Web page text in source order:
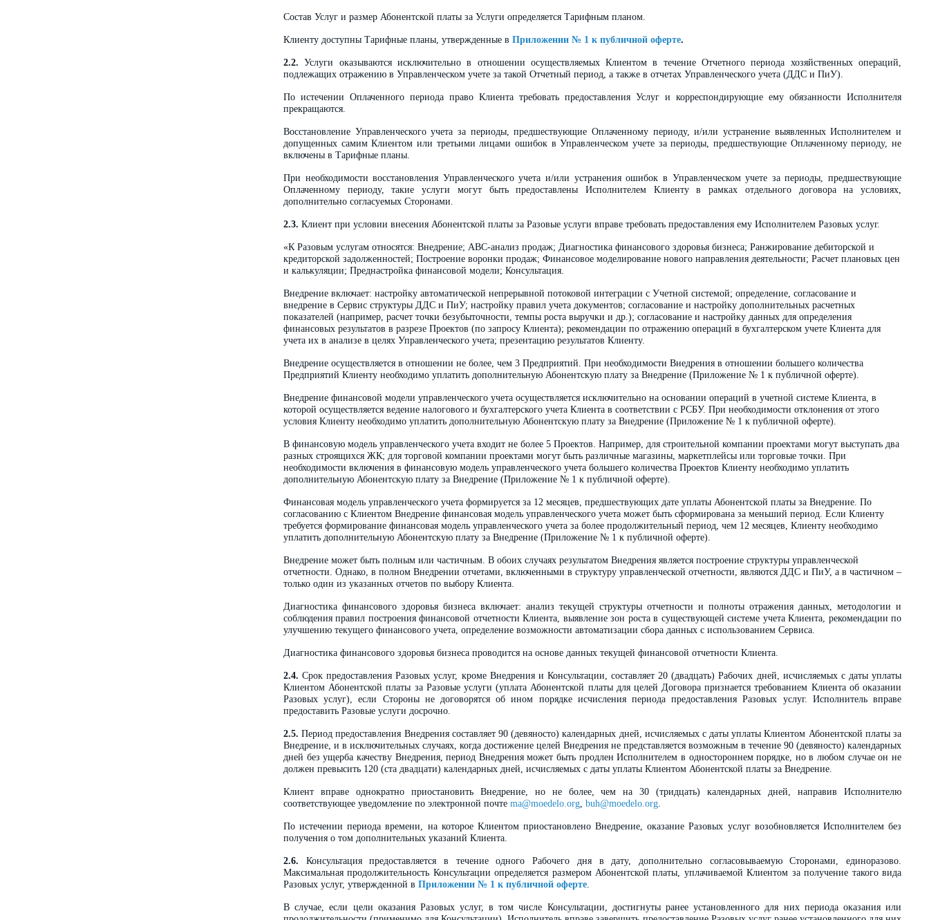
Состав Услуг и размер Абонентской платы за Услуги определяется Тарифным планом.
Клиенту доступны Тарифные планы, утвержденные в Приложении № 1 к публичной оферте.
2.2. Услуги оказываются исключительно в отношении осуществляемых Клиентом в течение Отчетного периода хозяйственных операций,
подлежащих отражению в Управленческом учете за такой Отчетный период, а также в отчетах Управленческого учета (ДДС и ПиУ).
По истечении Оплаченного периода право Клиента требовать предоставления Услуг и корреспондирующие ему обязанности Исполнителя
прекращаются.
Восстановление Управленческого учета за периоды, предшествующие Оплаченному периоду, и/или устранение выявленных Исполнителем и
допущенных самим Клиентом или третьими лицами ошибок в Управленческом учете за периоды, предшествующие Оплаченному периоду, не
включены в Тарифные планы.
При необходимости восстановления Управленческого учета и/или устранения ошибок в Управленческом учете за периоды, предшествующие
Оплаченному периоду, такие услуги могут быть предоставлены Исполнителем Клиенту в рамках отдельного договора на условиях,
дополнительно согласуемых Сторонами.
2.3. Клиент при условии внесения Абонентской платы за Разовые услуги вправе требовать предоставления ему Исполнителем Разовых услуг.
«К Разовым услугам относятся: Внедрение; АВС-анализ продаж; Диагностика финансового здоровья бизнеса; Ранжирование дебиторской и
кредиторской задолженностей; Построение воронки продаж; Финансовое моделирование нового направления деятельности; Расчет плановых цен
и калькуляции; Преднастройка финансовой модели; Консультация.
Внедрение включает: настройку автоматической непрерывной потоковой интеграции с Учетной системой; определение, согласование и
внедрение в Сервис структуры ДДС и ПиУ; настройку правил учета документов; согласование и настройку дополнительных расчетных
показателей (например, расчет точки безубыточности, темпы роста выручки и др.); согласование и настройку данных для определения
финансовых результатов в разрезе Проектов (по запросу Клиента); рекомендации по отражению операций в бухгалтерском учете Клиента для
учета их в анализе в целях Управленческого учета; презентацию результатов Клиенту.
Внедрение осуществляется в отношении не более, чем 3 Предприятий. При необходимости Внедрения в отношении большего количества
Предприятий Клиенту необходимо уплатить дополнительную Абонентскую плату за Внедрение (Приложение № 1 к публичной оферте).
Внедрение финансовой модели управленческого учета осуществляется исключительно на основании операций в учетной системе Клиента, в
которой осуществляется ведение налогового и бухгалтерского учета Клиента в соответствии с РСБУ. При необходимости отклонения от этого
условия Клиенту необходимо уплатить дополнительную Абонентскую плату за Внедрение (Приложение № 1 к публичной оферте).
В финансовую модель управленческого учета входит не более 5 Проектов. Например, для строительной компании проектами могут выступать два
разных строящихся ЖК; для торговой компании проектами могут быть различные магазины, маркетплейсы или торговые точки. При
необходимости включения в финансовую модель управленческого учета большего количества Проектов Клиенту необходимо уплатить
дополнительную Абонентскую плату за Внедрение (Приложение № 1 к публичной оферте).
Финансовая модель управленческого учета формируется за 12 месяцев, предшествующих дате уплаты Абонентской платы за Внедрение. По
согласованию с Клиентом Внедрение финансовая модель управленческого учета может быть сформирована за меньший период. Если Клиенту
требуется формирование финансовая модель управленческого учета за более продолжительный период, чем 12 месяцев, Клиенту необходимо
уплатить дополнительную Абонентскую плату за Внедрение (Приложение № 1 к публичной оферте).
Внедрение может быть полным или частичным. В обоих случаях результатом Внедрения является построение структуры управленческой
отчетности. Однако, в полном Внедрении отчетами, включенными в структуру управленческой отчетности, являются ДДС и ПиУ, а в частичном –
только один из указанных отчетов по выбору Клиента.
Диагностика финансового здоровья бизнеса включает: анализ текущей структуры отчетности и полноты отражения данных, методологии и
соблюдения правил построения финансовой отчетности Клиента, выявление зон роста в существующей системе учета Клиента, рекомендации по
улучшению текущего финансового учета, определение возможности автоматизации сбора данных с использованием Сервиса.
Диагностика финансового здоровья бизнеса проводится на основе данных текущей финансовой отчетности Клиента.
2.4. Срок предоставления Разовых услуг, кроме Внедрения и Консультации, составляет 20 (двадцать) Рабочих дней, исчисляемых с даты уплаты
Клиентом Абонентской платы за Разовые услуги (уплата Абонентской платы для целей Договора признается требованием Клиента об оказании
Разовых услуг), если Стороны не договорятся об ином порядке исчисления периода предоставления Разовых услуг. Исполнитель вправе
предоставить Разовые услуги досрочно.
2.5. Период предоставления Внедрения составляет 90 (девяносто) календарных дней, исчисляемых с даты уплаты Клиентом Абонентской платы за
Внедрение, и в исключительных случаях, когда достижение целей Внедрения не представляется возможным в течение 90 (девяносто) календарных
дней без ущерба качеству Внедрения, период Внедрения может быть продлен Исполнителем в одностороннем порядке, но в любом случае он не
должен превысить 120 (ста двадцати) календарных дней, исчисляемых с даты уплаты Клиентом Абонентской платы за Внедрение.
Клиент вправе однократно приостановить Внедрение, но не более, чем на 30 (тридцать) календарных дней, направив Исполнителю
соответствующее уведомление по электронной почте ma@moedelo.org, buh@moedelo.org.
По истечении периода времени, на которое Клиентом приостановлено Внедрение, оказание Разовых услуг возобновляется Исполнителем без
получения о том дополнительных указаний Клиента.
2.6. Консультация предоставляется в течение одного Рабочего дня в дату, дополнительно согласовываемую Сторонами, единоразово.
Максимальная продолжительность Консультации определяется размером Абонентской платы, уплачиваемой Клиентом за получение такого вида
Разовых услуг, утвержденной в Приложении № 1 к публичной оферте.
В случае, если цели оказания Разовых услуг, в том числе Консультации, достигнуты ранее установленного для них периода оказания или